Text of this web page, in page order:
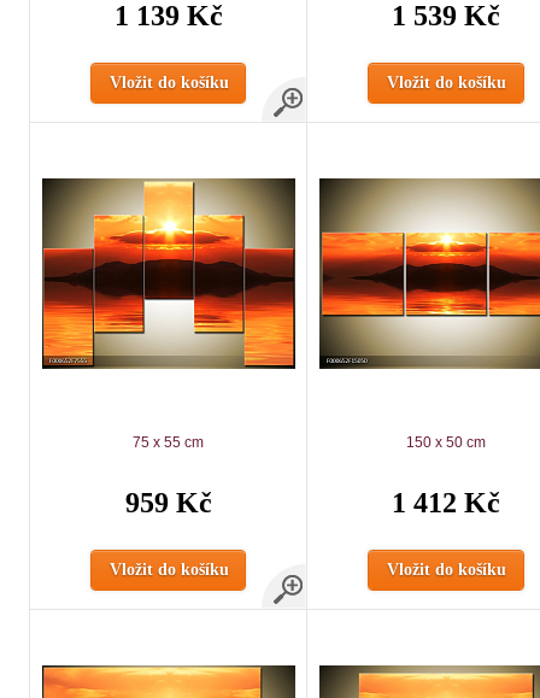
1 139 Kč
Vložit do košíku
1 539 Kč
Vložit do košíku
75 x 55 cm
959 Kč
Vložit do košíku
150 x 50 cm
1 412 Kč
Vložit do košíku